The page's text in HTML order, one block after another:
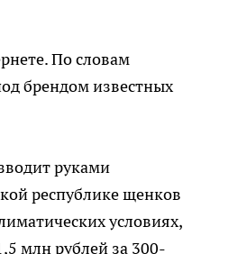
По словам
брендом известных
руками
республике щенков
условиях,
млн рублей за 300-